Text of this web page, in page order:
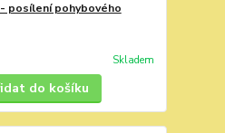
posílení pohybového
Skladem
do košíku